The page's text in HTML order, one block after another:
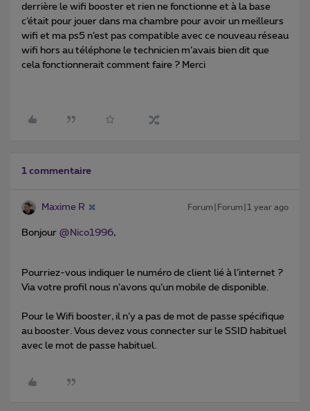
derrière le wifi booster et rien ne fonctionne et à la base
c’était pour jouer dans ma chambre pour avoir un meilleurs
wifi et ma ps5 n’est pas compatible avec ce nouveau réseau
wifi hors au téléphone le technicien m’avais bien dit que
cela fonctionnerait comment faire ? Merci
1 commentaire
Maxime R Forum|Forum|1 year ago
Bonjour ​ @Nico1996,
Pourriez-vous indiquer le numéro de client lié à l’internet ?
Via votre profil nous n’avons qu’un mobile de disponible.
Pour le Wifi booster, il n’y a pas de mot de passe spécifique
au booster. Vous devez vous connecter sur le SSID habituel
avec le mot de passe habituel.